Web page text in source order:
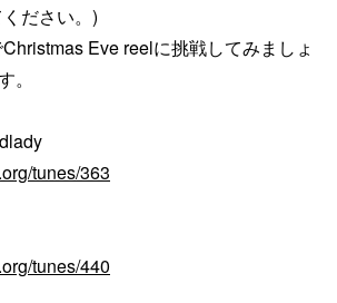
ださい。)
Eve reelに挑戦してみましょ
。
tunes/363
tunes/440